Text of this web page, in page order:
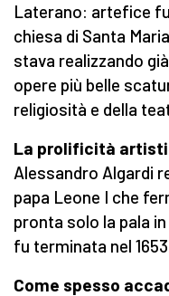
Laterano: artefice
chiesa di Santa
stava realizzando
opere più belle
religiosità e della
La prolificità
Alessandro Algardi
papa Leone I che
pronta solo la pala
fu terminata nel
Come spesso